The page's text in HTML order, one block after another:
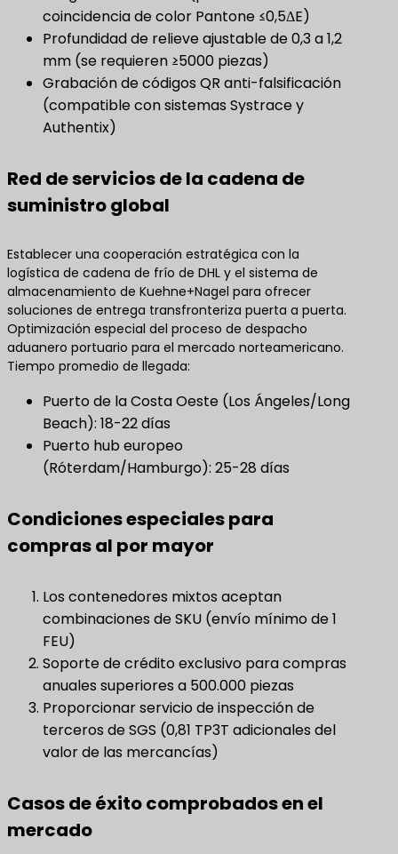
coincidencia de color Pantone ≤0,5ΔE)
Profundidad de relieve ajustable de 0,3 a 1,2
mm (se requieren ≥5000 piezas)
Grabación de códigos QR anti-falsificación
(compatible con sistemas Systrace y
Authentix)
Red de servicios de la cadena de
suministro global
Establecer una cooperación estratégica con la
logística de cadena de frío de DHL y el sistema de
almacenamiento de Kuehne+Nagel para ofrecer
soluciones de entrega transfronteriza puerta a puerta.
Optimización especial del proceso de despacho
aduanero portuario para el mercado norteamericano.
Tiempo promedio de llegada:
Puerto de la Costa Oeste (Los Ángeles/Long
Beach): 18-22 días
Puerto hub europeo
(Róterdam/Hamburgo): 25-28 días
Condiciones especiales para
compras al por mayor
Los contenedores mixtos aceptan
combinaciones de SKU (envío mínimo de 1
FEU)
Soporte de crédito exclusivo para compras
anuales superiores a 500.000 piezas
Proporcionar servicio de inspección de
terceros de SGS (0,81 TP3T adicionales del
valor de las mercancías)
Casos de éxito comprobados en el
mercado